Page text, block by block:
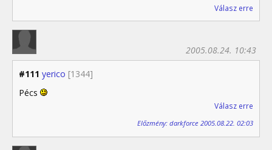
Válasz erre
#111 yerico [1344]
2005.08.24. 10:43
Pécs
Válasz erre
Előzmény: darkforce 2005.08.22. 02:03